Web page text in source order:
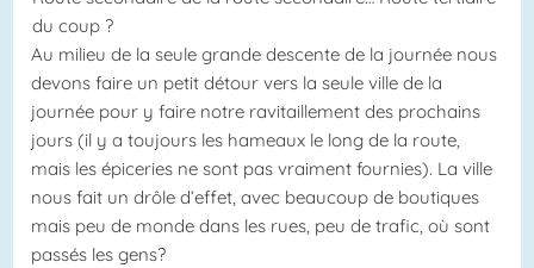
du coup ?
Au milieu de la seule grande descente de la journée nous
devons faire un petit détour vers la seule ville de la
journée pour y faire notre ravitaillement des prochains
jours (il y a toujours les hameaux le long de la route,
mais les épiceries ne sont pas vraiment fournies). La ville
nous fait un drôle d’effet, avec beaucoup de boutiques
mais peu de monde dans les rues, peu de trafic, où sont
passés les gens?